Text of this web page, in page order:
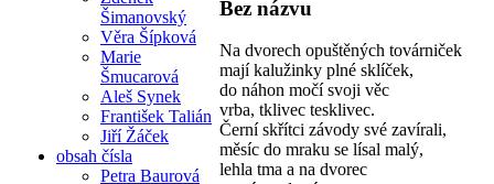
Šimanovský
Věra Šípková
Marie
Šmucarová
Aleš Synek
František Talián
Jiří Žáček
obsah čísla
Petra Baurová
Bez názvu
Na dvorech opuštěných továrniček
mají kalužinky plné sklíček,
do náhon močí svoji věc
vrba, tklivec tesklivec.
Černí skřítci závody své zavírali,
měsíc do mraku se lísal malý,
lehla tma a na dvorec